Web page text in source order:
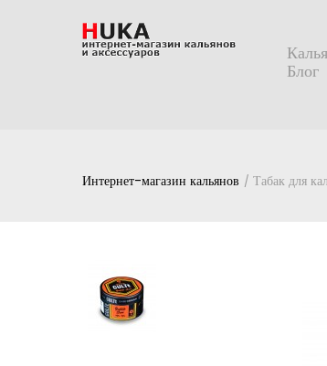
Блог
Интернет-магазин кальянов Табак для